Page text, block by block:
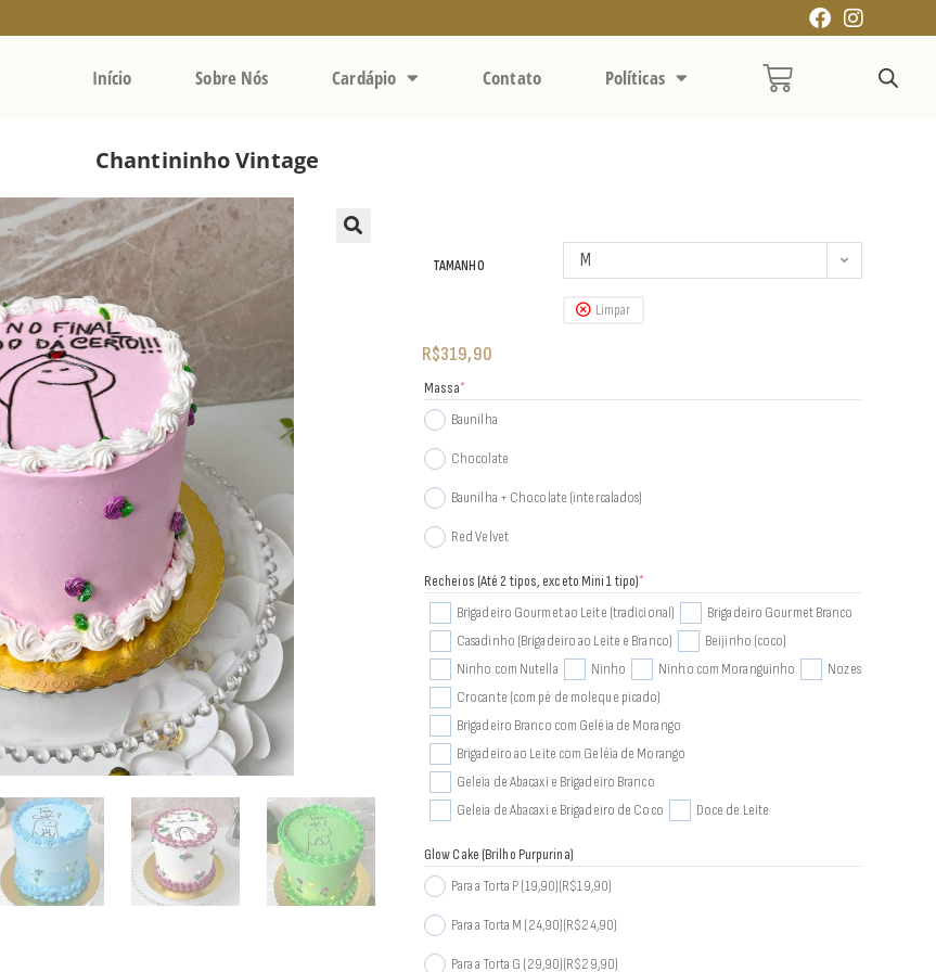
Início Sobre Nós Cardápio Contato Políticas
Chantininho Vintage
TAMANHO M
Limpar
R$319,90
Massa*
Baunilha
Chocolate
Baunilha + Chocolate (intercalados)
Red Velvet
Recheios (Até 2 tipos, exceto Mini 1 tipo)*
Brigadeiro Gourmet ao Leite (tradicional)
Brigadeiro Gourmet Branco
Casadinho (Brigadeiro ao Leite e Branco)
Beijinho (coco)
Ninho com Nutella
Ninho Ninho com Moranguinho
Nozes
Crocante (com pé de moleque picado)
Brigadeiro Branco com Geléia de Morango
Brigadeiro ao Leite com Geléia de Morango
Geleia de Abacaxi e Brigadeiro Branco
Geleia de Abacaxi e Brigadeiro de Coco
Doce de Leite
Glow Cake (Brilho Purpurina)
Para a Torta P (19,90)(R$19,90)
Para a Torta M (24,90)(R$24,90)
Para a Torta G (29,90)(R$29,90)